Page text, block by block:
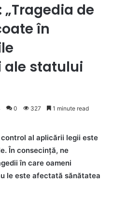
„Tragedia de
în
statului
0 327 1 minute read
control al aplicării legii este
În consecință, ne
în care oameni
le este afectată sănătatea